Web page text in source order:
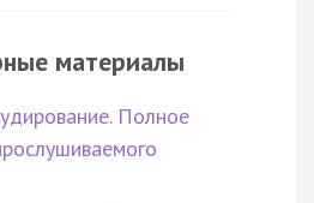
материалы
Полное